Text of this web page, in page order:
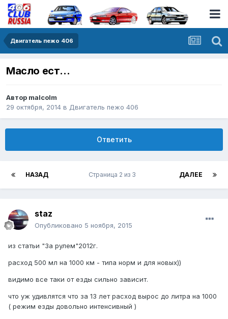
Двигатель пежо 406
Масло ест...
Автор malcolm
29 октября, 2014 в Двигатель пежо 406
Ответить
НАЗАД ДАЛЕЕ
Страница 2 из 3
staz
Опубликовано 5 ноября, 2015
из статьи "За рулем"2012г.
расход 500 мл на 1000 км - типа норм и для новых))
видимо все таки от езды сильно зависит.
что уж удивлятся что за 13 лет расход вырос до литра на 1000
( режим езды довольно интенсивный )